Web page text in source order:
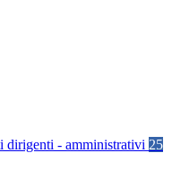
dirigenti - amministrativi 25